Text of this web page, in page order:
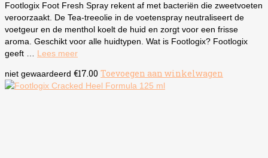
Footlogix Foot Fresh Spray rekent af met bacteriën die zweetvoeten
veroorzaakt. De Tea-treeolie in de voetenspray neutraliseert de
voetgeur en de menthol koelt de huid en zorgt voor een frisse
aroma. Geschikt voor alle huidtypen. Wat is Footlogix? Footlogix
geeft … Lees meer
niet gewaardeerd €17.00 Toevoegen aan winkelwagen